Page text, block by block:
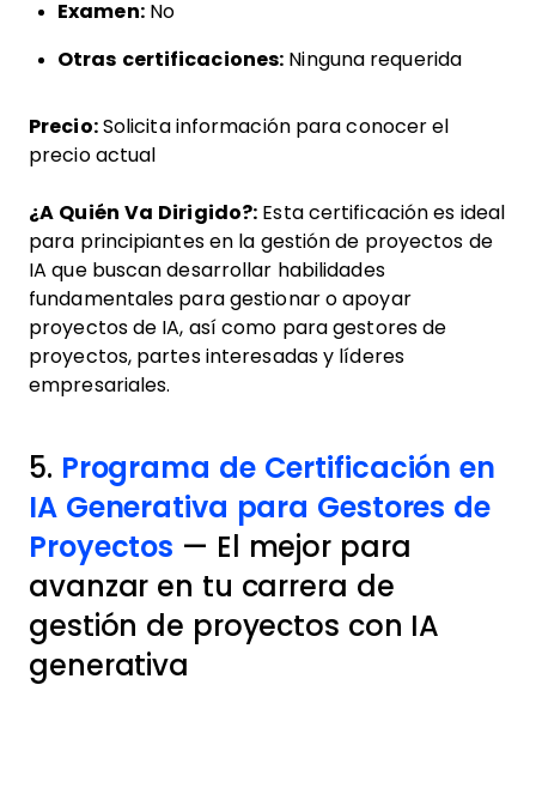
Examen:No
Otras certificaciones: Ninguna requerida
Precio:Solicita información para conocer el
precio actual
¿A Quién Va Dirigido?: Esta certificación es ideal
para principiantes en la gestión de proyectos de
IA que buscan desarrollar habilidades
fundamentales para gestionar o apoyar
proyectos de IA, así como para gestores de
proyectos, partes interesadas y líderes
empresariales.
5. Programa de Certificación en
IA Generativa para Gestores de
Proyectos — El mejor para
avanzar en tu carrera de
gestión de proyectos con IA
generativa